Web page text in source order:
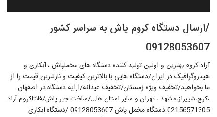
/ارسال دستگاه کروم پاش به سراسر کشور
09128053607
آراد کروم بهترین و اولین تولید کننده دستگاه های مخملپاش ، آبکاری و
هیدروگرافیک در ایران/دستگاه هایی با بالاترین کیفیت و نازلترین قیمت را از
ما بخواهید/تخفیف ویژه زمستان/تخفیف عیدانه/ارایه دستگاه در اصفهان
،کرج،شییراز،مشهد ، تهران و سایر استان ها.../ساخت جیر پاش/فانتاکروم آراد
02156571305 دستگاه مخمل پاش 09128053607 /دستگاه ابکاری